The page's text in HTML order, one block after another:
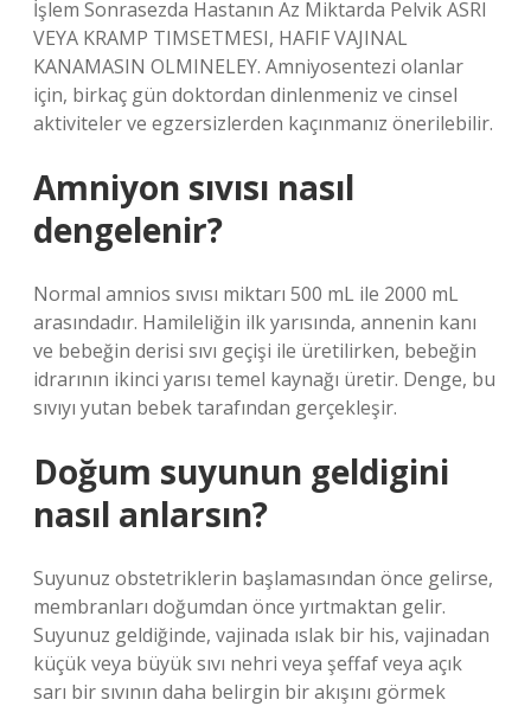
İşlem Sonrasezda Hastanın Az Miktarda Pelvik ASRI
VEYA KRAMP TIMSETMESI, HAFIF VAJINAL
KANAMASIN OLMINELEY. Amniyosentezi olanlar
için, birkaç gün doktordan dinlenmeniz ve cinsel
aktiviteler ve egzersizlerden kaçınmanız önerilebilir.
Amniyon sıvısı nasıl
dengelenir?
Normal amnios sıvısı miktarı 500 mL ile 2000 mL
arasındadır. Hamileliğin ilk yarısında, annenin kanı
ve bebeğin derisi sıvı geçişi ile üretilirken, bebeğin
idrarının ikinci yarısı temel kaynağı üretir. Denge, bu
sıvıyı yutan bebek tarafından gerçekleşir.
Doğum suyunun geldigini
nasıl anlarsın?
Suyunuz obstetriklerin başlamasından önce gelirse,
membranları doğumdan önce yırtmaktan gelir.
Suyunuz geldiğinde, vajinada ıslak bir his, vajinadan
küçük veya büyük sıvı nehri veya şeffaf veya açık
sarı bir sıvının daha belirgin bir akışını görmek